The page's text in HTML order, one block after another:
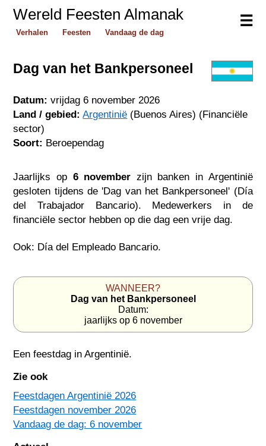
☰
Wereld Feesten Almanak
Verhalen Feesten Vandaag de dag
Dag van het Bankpersoneel
Datum: vrijdag 6 november 2026
Land / gebied: Argentinië (Buenos Aires) (Financiële
sector)
Soort: Beroependag
Jaarlijks op 6 november zijn banken in Argentinië
gesloten tijdens de 'Dag van het Bankpersoneel' (Día
del Trabajador Bancario). Medewerkers in de
financiële sector hebben op die dag een vrije dag.
Ook: Día del Empleado Bancario.
WANNEER?
Dag van het Bankpersoneel
Datum:
jaarlijks op 6 november
Een feestdag inArgentinië.
Zie ook
Feestdagen Argentinië 2026
Feestdagen november 2026
Vandaag de dag: 6 november